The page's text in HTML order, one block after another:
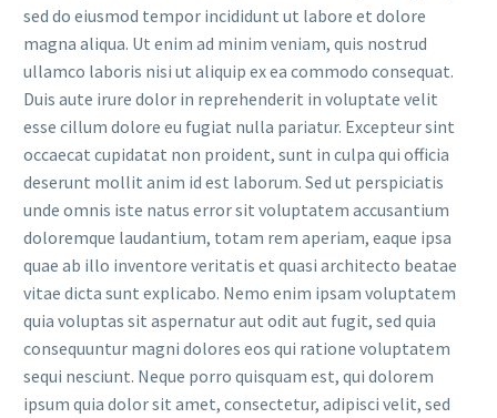
sed do eiusmod tempor incididunt ut labore et dolore
magna aliqua. Ut enim ad minim veniam, quis nostrud
ullamco laboris nisi ut aliquip ex ea commodo consequat.
Duis aute irure dolor in reprehenderit in voluptate velit
esse cillum dolore eu fugiat nulla pariatur. Excepteur sint
occaecat cupidatat non proident, sunt in culpa qui officia
deserunt mollit anim id est laborum. Sed ut perspiciatis
unde omnis iste natus error sit voluptatem accusantium
doloremque laudantium, totam rem aperiam, eaque ipsa
quae ab illo inventore veritatis et quasi architecto beatae
vitae dicta sunt explicabo. Nemo enim ipsam voluptatem
quia voluptas sit aspernatur aut odit aut fugit, sed quia
consequuntur magni dolores eos qui ratione voluptatem
sequi nesciunt. Neque porro quisquam est, qui dolorem
ipsum quia dolor sit amet, consectetur, adipisci velit, sed